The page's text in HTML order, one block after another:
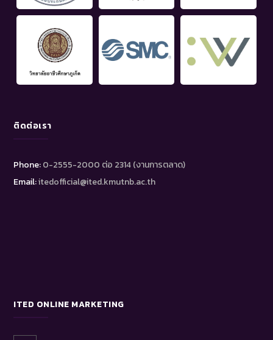
ติดต่อเรา
Phone:0-2555-2000 ต่อ 2314 (งานการตลาด)
Email:itedofficial@ited.kmutnb.ac.th
ITED ONLINE MARKETING